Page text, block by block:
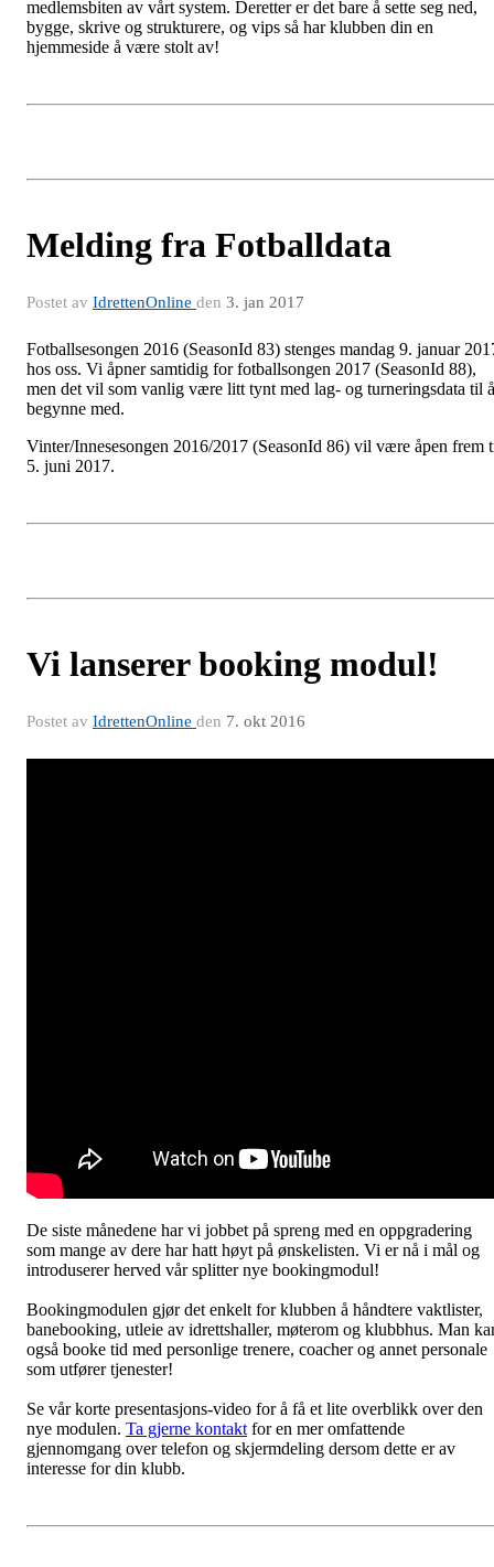
medlemsbiten av vårt system. Deretter er det bare å sette seg ned,
bygge, skrive og strukturere, og vips så har klubben din en
hjemmeside å være stolt av!
Melding fra Fotballdata
Postet av IdrettenOnline den 3. jan 2017
Fotballsesongen 2016 (SeasonId 83) stenges mandag 9. januar
hos oss. Vi åpner samtidig for fotballsongen 2017 (SeasonId 88),
men det vil som vanlig være litt tynt med lag- og turneringsdata til å
begynne med.
Vinter/Innesesongen 2016/2017 (SeasonId 86) vil være åpen frem
5. juni 2017.
Vi lanserer booking modul!
Postet av IdrettenOnline den 7. okt 2016
De siste månedene har vi jobbet på spreng med en oppgradering
som mange av dere har hatt høyt på ønskelisten. Vi er nå i mål og
introduserer herved vår splitter nye bookingmodul!
Bookingmodulen gjør det enkelt for klubben å håndtere vaktlister,
banebooking, utleie av idrettshaller, møterom og klubbhus. Man
også booke tid med personlige trenere, coacher og annet personale
som utfører tjenester!
Se vår korte presentasjons-video for å få et lite overblikk over den
nye modulen. Ta gjerne kontakt for en mer omfattende
gjennomgang over telefon og skjermdeling dersom dette er av
interesse for din klubb.